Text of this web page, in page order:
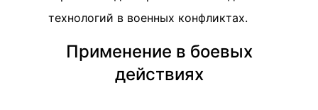
технологий в военных конфликтах.
Применение в боевых
действиях